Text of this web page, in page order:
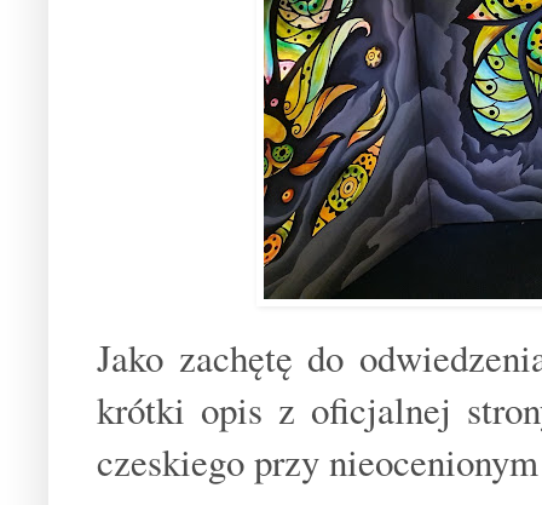
Jako zachętę do
krótki opis z oficjalnej
czeskiego przy